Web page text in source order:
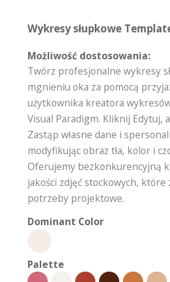
Wykresy słupkowe
Możliwość dostosowania:
Twórz profesjonalne wykresy
mgnieniu oka za pomocą
użytkownika kreatora
Visual Paradigm. Kliknij Edytuj,
Zastąp własne dane i
modyfikując obraz tła, kolor i
Oferujemy bezkonkurencyjną
jakości zdjęć stockowych, które
potrzeby projektowe.
Dominant Color
Palette